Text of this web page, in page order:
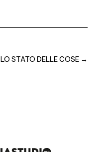
LO STATO DELLE COSE →